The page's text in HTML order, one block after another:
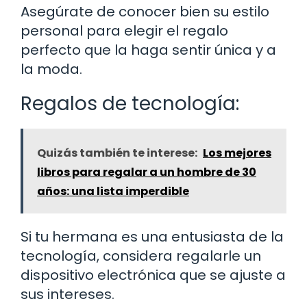
Asegúrate de conocer bien su estilo
personal para elegir el regalo
perfecto que la haga sentir única y a
la moda.
Regalos de tecnología:
Quizás también te interese: Los mejores
libros para regalar a un hombre de 30
años: una lista imperdible
Si tu hermana es una entusiasta de la
tecnología, considera regalarle un
dispositivo electrónica que se ajuste a
sus intereses.